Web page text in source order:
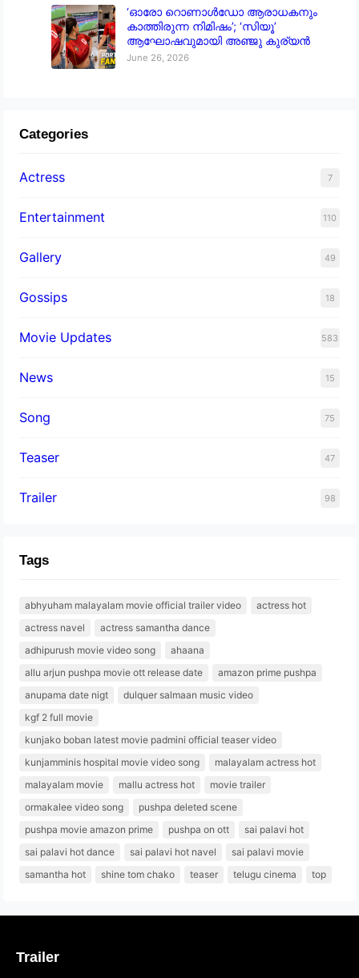
‘ഓരോ റൊണാൾഡോ ആരാധകനും
കാത്തിരുന്ന നിമിഷം’; ‘സിയൂ’
ആഘോഷവുമായി അഞ്ജു കുര്യൻ
June 26, 2026
Categories
Actress 7
Entertainment 110
Gallery 49
Gossips 18
Movie Updates 583
News 15
Song 75
Teaser 47
Trailer 98
Tags
abhyuham malayalam movie official trailer video
actress hot
actress navel
actress samantha dance
adhipurush movie video song
ahaana
allu arjun pushpa movie ott release date
amazon prime pushpa
anupama date nigt
dulquer salmaan music video
kgf 2 full movie
kunjako boban latest movie padmini official teaser video
kunjamminis hospital movie video song
malayalam actress hot
malayalam movie
mallu actress hot
movie trailer
ormakalee video song
pushpa deleted scene
pushpa movie amazon prime
pushpa on ott
sai palavi hot
sai palavi hot dance
sai palavi hot navel
sai palavi movie
samantha hot
shine tom chako teaser telugu cinema top
Trailer